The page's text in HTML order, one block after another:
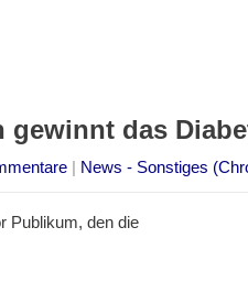
gewinnt das
| News - Sonstiges
Publikum, den die